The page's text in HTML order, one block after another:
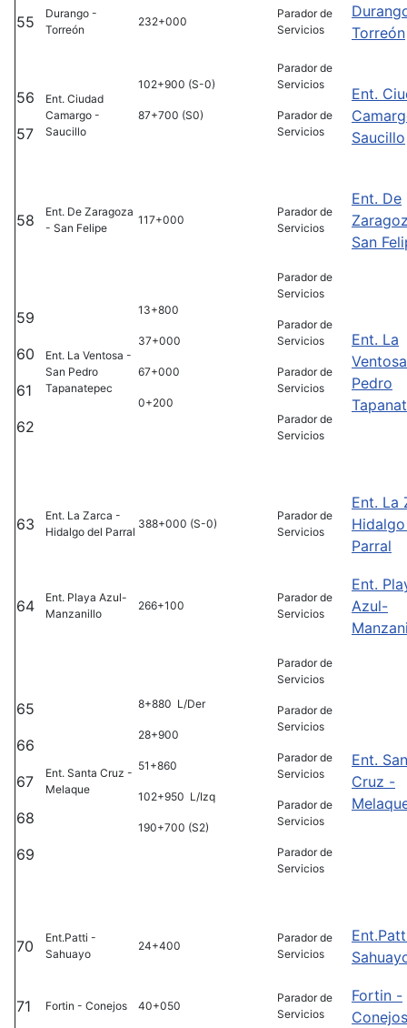
55
Durango -
Torreón
232+000
Parador de
Servicios
Torreón
56
57
Ent. Ciudad
Camargo -
Saucillo
102+900 (S-0)
87+700 (S0)
Parador de
Servicios
Parador de
Servicios
Ent.
Saucillo
58
Ent. De Zaragoza
- San Felipe
117+000
Parador de
Servicios
Ent. De
San
59
60
61
62
Ent. La Ventosa -
San Pedro
Tapanatepec
13+800
37+000
67+000
0+200
Parador de
Servicios
Parador de
Servicios
Parador de
Servicios
Parador de
Servicios
Ent. La
Pedro
63
Ent. La Zarca -
Hidalgo del Parral
388+000 (S-0)
Parador de
Servicios
Ent. La
Parral
64
Ent. Playa Azul-
Manzanillo
266+100
Parador de
Servicios
Ent.
Azul-
65
66
67
68
69
Ent. Santa Cruz -
Melaque
8+880 L/Der
28+900
51+860
102+950 L/Izq
190+700 (S2)
Parador de
Servicios
Parador de
Servicios
Parador de
Servicios
Parador de
Servicios
Parador de
Servicios
Ent.
Cruz -
70
Ent.Patti -
Sahuayo
24+400
Parador de
Servicios
71 Fortin - Conejos 40+050
Parador de
Servicios
Fortin -
Conejos